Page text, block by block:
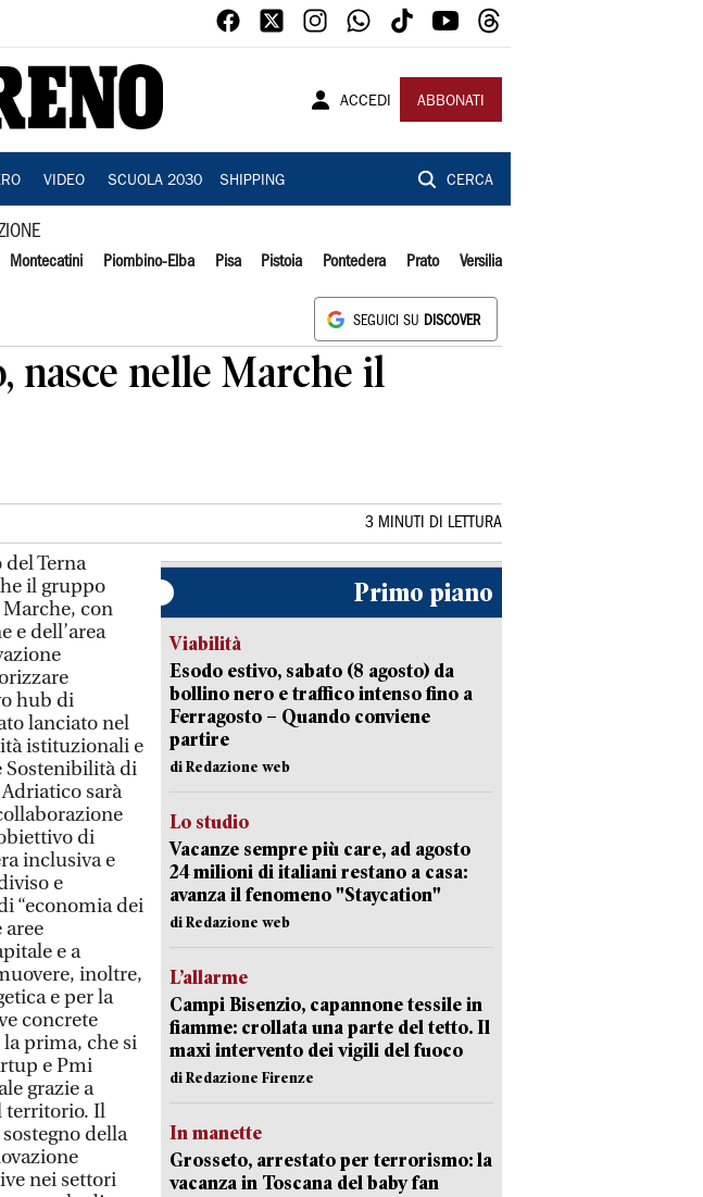
ACCEDI ABBONATI
VIDEO SCUOLA 2030 SHIPPING CERCA
Montecatini Piombino-Elba Pisa Pistoia Pontedera Prato Versilia
SEGUICI SU DISCOVER
nasce nelle Marche il
3 MINUTI DI LETTURA
Terna
il gruppo
con
e dell’area
hub di
lanciato nel
istituzionali e
Sostenibilità di
sarà
di
inclusiva e
e
“economia dei
e a
inoltre,
e per la
concrete
prima, che si
e Pmi
grazie a
territorio. Il
della
nei settori
Primo piano
Viabilità
Esodo estivo, sabato (8 agosto) da
bollino nero e traffico intenso fino a
Ferragosto – Quando conviene
partire
di Redazione web
Lo studio
Vacanze sempre più care, ad agosto
24 milioni di italiani restano a casa:
avanza il fenomeno "Staycation"
di Redazione web
L’allarme
Campi Bisenzio, capannone tessile in
fiamme: crollata una parte del tetto. Il
maxi intervento dei vigili del fuoco
di Redazione Firenze
In manette
Grosseto, arrestato per terrorismo: la
vacanza in Toscana del baby fan